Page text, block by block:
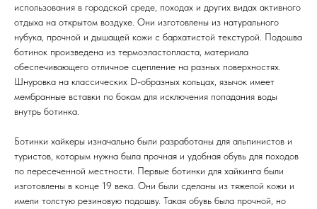
использования в городской среде, походах и других видах активного
отдыха на открытом воздухе. Они изготовлены из натурального
нубука, прочной и дышащей кожи с бархатистой текстурой. Подошва
ботинок произведена из термоэластопласта, материала
обеспечивающего отличное сцепление на разных поверхностях.
Шнуровка на классических D-образных кольцах, язычок имеет
мембранные вставки по бокам для исключения попадания воды
внутрь ботинка.
Ботинки хайкеры изначально были разработаны для альпинистов и
туристов, которым нужна была прочная и удобная обувь для походов
по пересеченной местности. Первые ботинки для хайкинга были
изготовлены в конце 19 века. Они были сделаны из тяжелой кожи и
имели толстую резиновую подошву. Такая обувь была прочной, но
Почта
KVADRAT159PERM@MAIL.RU
Первыми получайте специальные
предложения и узнавайте новинки
Г.ПЕРМЬ, УЛ.
ЛУНАЧАРСКОГО, 1 ЭТАЖ,
ВХОД ЧЕРЕЗ ТОРГОВУЮ
ГАЛЕРЕЮ
Адрес магазина
SUBMIT
11:00-21:00
Время работы